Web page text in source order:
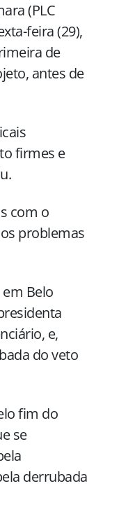
(PLC
feira (29),
de
antes de
firmes e
com o
problemas
Belo
e,
do veto
fim do
se
derrubada